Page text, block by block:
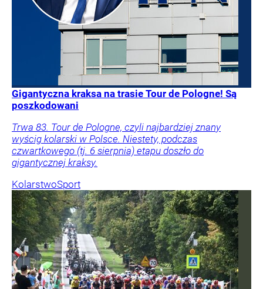
Gigantyczna kraksa na trasie Tour de Pologne! Są
poszkodowani
Trwa 83. Tour de Pologne, czyli najbardziej znany
wyścig kolarski w Polsce. Niestety, podczas
czwartkowego (tj. 6 sierpnia) etapu doszło do
gigantycznej kraksy.
KolarstwoSport